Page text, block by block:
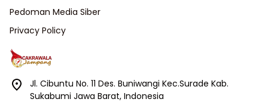
Pedoman Media Siber
Privacy Policy
Jl. Cibuntu No. 11 Des. Buniwangi Kec.Surade Kab.
Sukabumi Jawa Barat, Indonesia